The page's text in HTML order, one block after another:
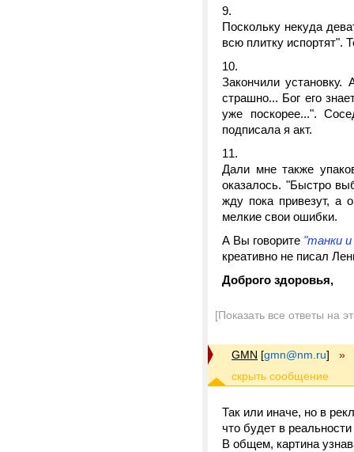
Поскольку некуда
всю плитку испортят".
Закончили
страшно... Бог его
уже поскорее...".
подписала я акт.
Дали мне также
оказалось. "Быстро
жду пока привезут, а
мелкие свои ошибки.
А Вы говорите "танки
креативно не писал
Доброго здоровья,
[Показать все ответы на
GMN [gmn@nm.ru] »
Так или иначе, но в
что будет в
В общем, картина